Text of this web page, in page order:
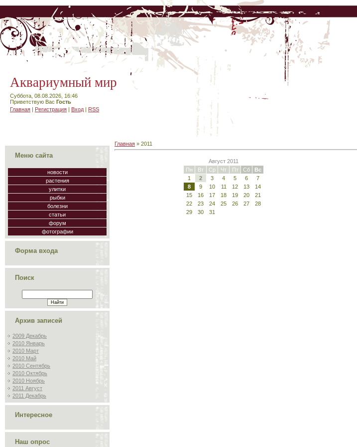
Аквариумный мир
Суббота, 08.08.2026, 16:46
Приветствую Вас Гость
Главная | Регистрация | Вход | RSS
Меню сайта
новости
растения
улитки
рыбки
болезни
статьи
форум
фотографии
Форма входа
Поиск
Архив записей
2009 Декабрь
2010 Январь
2010 Март
2010 Май
2010 Сентябрь
2010 Октябрь
2010 Ноябрь
2011 Август
2011 Декабрь
Интересное
Наш опрос
Главная » 2011
Август 2011
Пн
Вт Ср Чт Пт Сб
Вс
1
2 3 4 5 6
7
8
9 10 11 12 13
14
15
16 17 18 19 20
21
22
23 24 25 26 27
28
29
30 31